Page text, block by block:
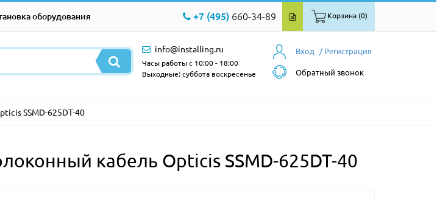
оборудования +7 (495) 660-34-89 Корзина (0)
Вход / Регистрация
Обратный звонок
info@installing.ru
Часы работы с 10:00 - 18:00
Выходные: суббота воскресенье
SSMD-625DT-40
кабель Opticis SSMD-625DT-40